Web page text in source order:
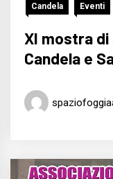
Candela Eventi
XI mostra
Candela e